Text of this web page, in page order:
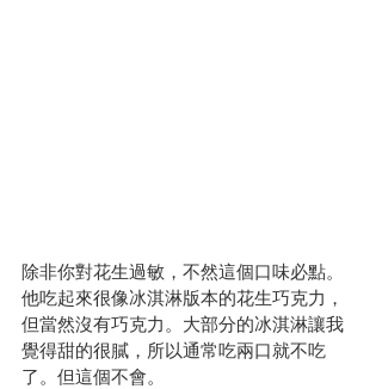
除非你對花生過敏，不然這個口味必點。
他吃起來很像冰淇淋版本的花生巧克力，
但當然沒有巧克力。大部分的冰淇淋讓我
覺得甜的很膩，所以通常吃兩口就不吃
了。但這個不會。